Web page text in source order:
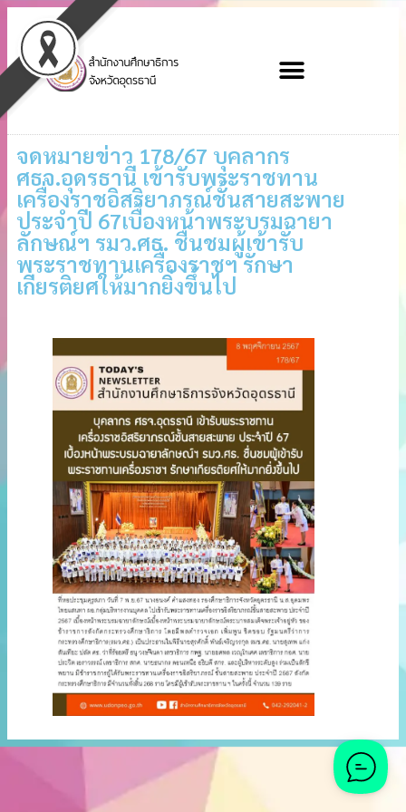
จดหมายข่าว 178/67 บุคลากร
ศธจ.อุดรธานี เข้ารับพระราชทาน
เครื่องราชอิสริยาภรณ์ชั้นสายสะพาย
ประจำปี 67เบื้องหน้าพระบรมฉายา
ลักษณ์ฯ รมว.ศธ. ชื่นชมผู้เข้ารับ
พระราชทานเครื่องราชฯ รักษา
เกียรติยศให้มากยิ่งขึ้นไป